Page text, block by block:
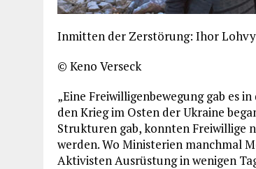
Inmitten der Zerstörung: Ihor
© Keno Verseck
„Eine Freiwilligenbewegung gab es
den Krieg im Osten der Ukraine
Strukturen gab, konnten Freiwillige
werden. Wo Ministerien manchmal
Aktivisten Ausrüstung in wenigen